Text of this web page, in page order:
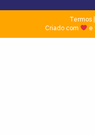
Termos|
Criado com
e